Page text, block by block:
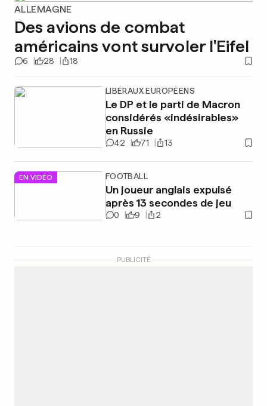
ALLEMAGNE
Des avions de combat
américains vont survoler l'Eifel
6 28 18
LIBÉRAUX EUROPÉENS
Le DP et le parti de Macron
considérés «indésirables»
en Russie
42 71 13
EN VIDÉO FOOTBALL
Un joueur anglais expulsé
après 13 secondes de jeu
0 9 2
PUBLICITÉ